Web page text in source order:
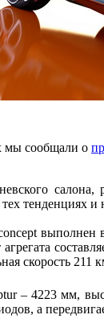
мы сообщали о
салона,
тенденциях
скорость 211
– 4223 мм,
а